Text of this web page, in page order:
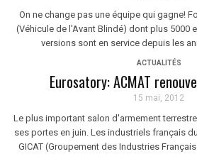
On ne change pas une équipe qui gagne!
(Véhicule de l'Avant Blindé) dont plus 5000
versions sont en service depuis les
ACTUALITÉS
Eurosatory: ACMAT
15 mai, 2012
Le plus important salon d'armement
ses portes en juin. Les industriels français
GICAT (Groupement des Industries